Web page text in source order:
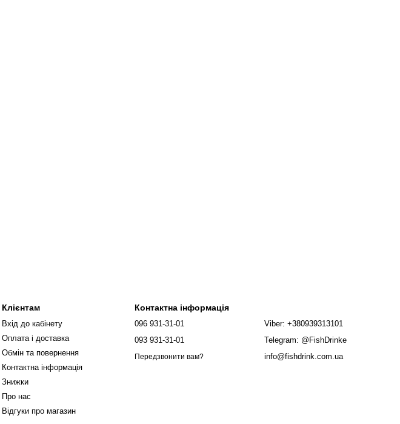
Клієнтам
Вхід до кабінету
Оплата і доставка
Обмін та повернення
Контактна інформація
Знижки
Про нас
Відгуки про магазин
Контактна інформація
096 931-31-01
093 931-31-01
Передзвонити вам?
Viber: +380939313101
Telegram: @FishDrinke
info@fishdrink.com.ua